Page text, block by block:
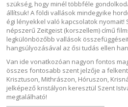
szükség, hogy minél többféle
állítsuk! A földi vallások mindegyike
égi lényekkel való kapcsolatok nyomait!
népszerű Zeitgeist (korszellem) című
legkülönbözőbb vallások
hangsúlyozásával az ősi tudás ellen
Van ide vonatkozóan nagyon fontos
összes fontosabb szent jelzője a
Krisztuson, Mithrászon, Hóruszon,
jelképező kristályon keresztül Szent
megtalálható!